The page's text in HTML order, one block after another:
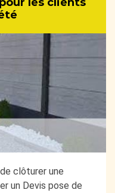
clôturer une
un Devis pose de